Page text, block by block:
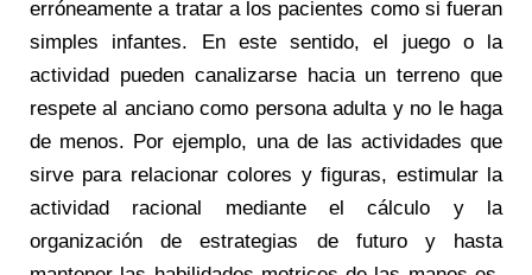
erróneamente a tratar a los pacientes como si fueran
simples infantes. En este sentido, el juego o la
actividad pueden canalizarse hacia un terreno que
respete al anciano como persona adulta y no le haga
de menos. Por ejemplo, una de las actividades que
sirve para relacionar colores y figuras, estimular la
actividad racional mediante el cálculo y la
organización de estrategias de futuro y hasta